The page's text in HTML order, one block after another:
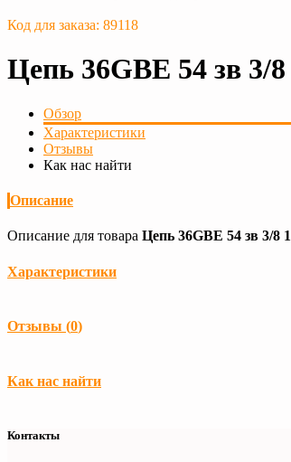
Код для заказа: 89118
Цепь 36GBE 54 зв 3/
Обзор
Характеристики
Отзывы
Как нас найти
Описание
Описание для товара Цепь 36GBE 54 зв 3/8
Характеристики
Отзывы (0)
Как нас найти
Контакты